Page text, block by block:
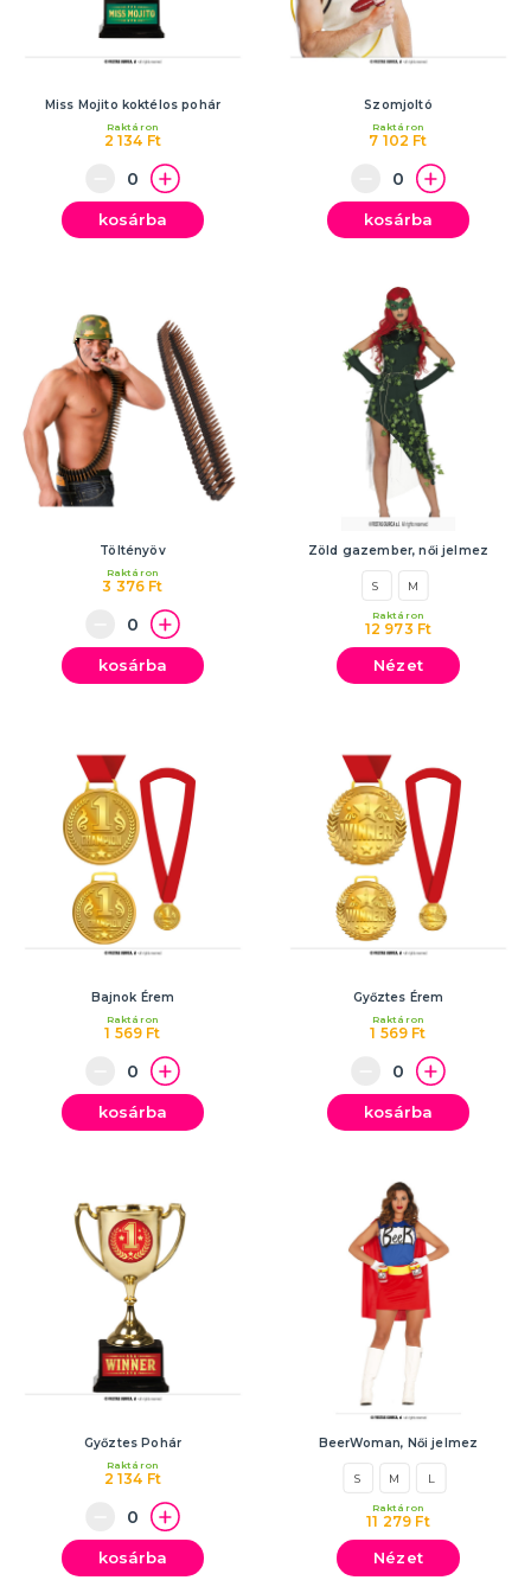
Miss Mojito koktélos pohár
2 134 Ft
Raktáron
kosárba
Szomjoltó
7 102 Ft
Raktáron
kosárba
Töltényöv
3 376 Ft
Raktáron
kosárba
Zöld gazember, női jelmez
S M
12 973 Ft
Raktáron
Nézet
Bajnok Érem
1 569 Ft
Raktáron
kosárba
Győztes Érem
1 569 Ft
Raktáron
kosárba
Győztes Pohár
2 134 Ft
Raktáron
kosárba
BeerWoman, Női jelmez
S M L
11 279 Ft
Raktáron
Nézet